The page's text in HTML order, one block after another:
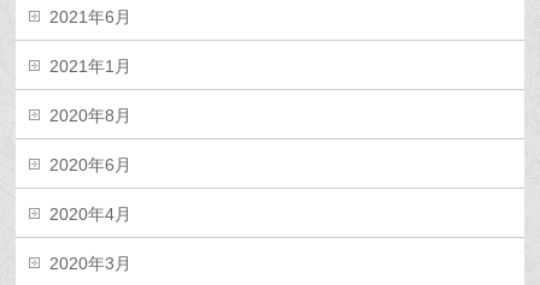
2021年6月
2021年1月
2020年8月
2020年6月
2020年4月
2020年3月